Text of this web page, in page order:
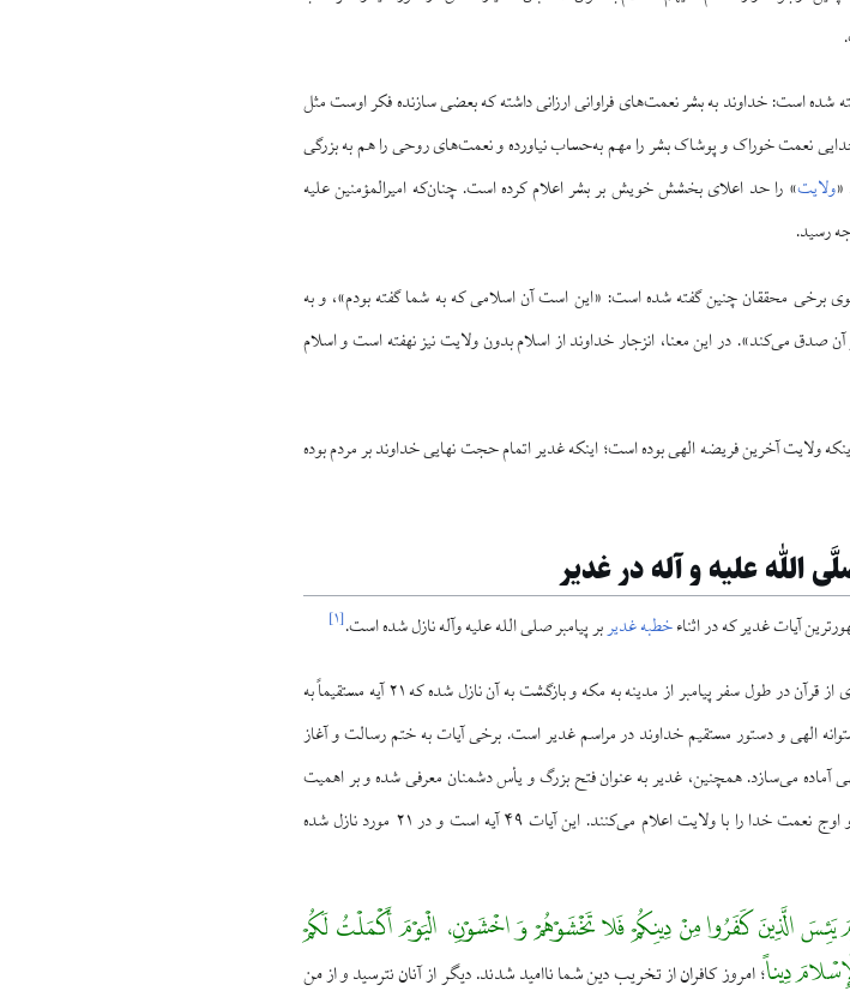
شده است: خداوند به بشر نعمت‌های فراوانی ارزانی داشته که بعضی سازنده فکر اوست مثل
نعمت خوراک و پوشاک بشر را مهم به‌حساب نیاورده و نعمت‌های روحی را هم به بزرگی
«ولایت» را حد اعلای بخشش خویش بر بشر اعلام کرده است. چنان‌که امیرالمؤمنین علیه
رسید.
برخی محققان چنین گفته شده است: «این است آن اسلامی که به شما گفته بودم»، و به
صدق می‌کند». در این معنا، انزجار خداوند از اسلام بدون ولایت نیز نهفته است و اسلام
است: اینکه ولایت آخرین فریضه الهی بوده است؛ اینکه غدیر اتمام حجت نهایی خداوند بر مردم بوده
اللّٰه علیه و آله در غدیر
خطبه غدیربر پیامبر صلی الله علیه وآله نازل شده است.[۱]
بستر نزول آیه ۳ سوره مائده چنین تبیین شده است: آیات زیادی از قرآن در طول سفر پیامبر از مدینه به مکه و بازگشت به آن نازل شده که ۲۱ آیه مستقیماً به
الهی و دستور مستقیم خداوند در مراسم غدیر است. برخی آیات به ختم رسالت و آغاز
آماده می‌سازد. همچنین، غدیر به عنوان فتح بزرگ و یأس دشمنان معرفی شده و بر اهمیت
ابلاغ ولایت تأکید می‌شود. در نهایت، این آیات کمال دین و اوج نعمت خدا را با ولایت اعلام می‌کنند. این آیات ۴۹ آیه است و در ۲۱ مورد نازل شده
یَئِسَ الَّذِینَ کَفَرُوا مِنْ دِینِکُمْ فَلا تَخْشَوْهُمْ وَ اخْشَوْنِ، الْیَوْمَ أَکْمَلْتُ لَکُمْ
دِیناً؛امروز کافران از تخریب دین شما ناامید شدند. دیگر از آنان نترسید و از من